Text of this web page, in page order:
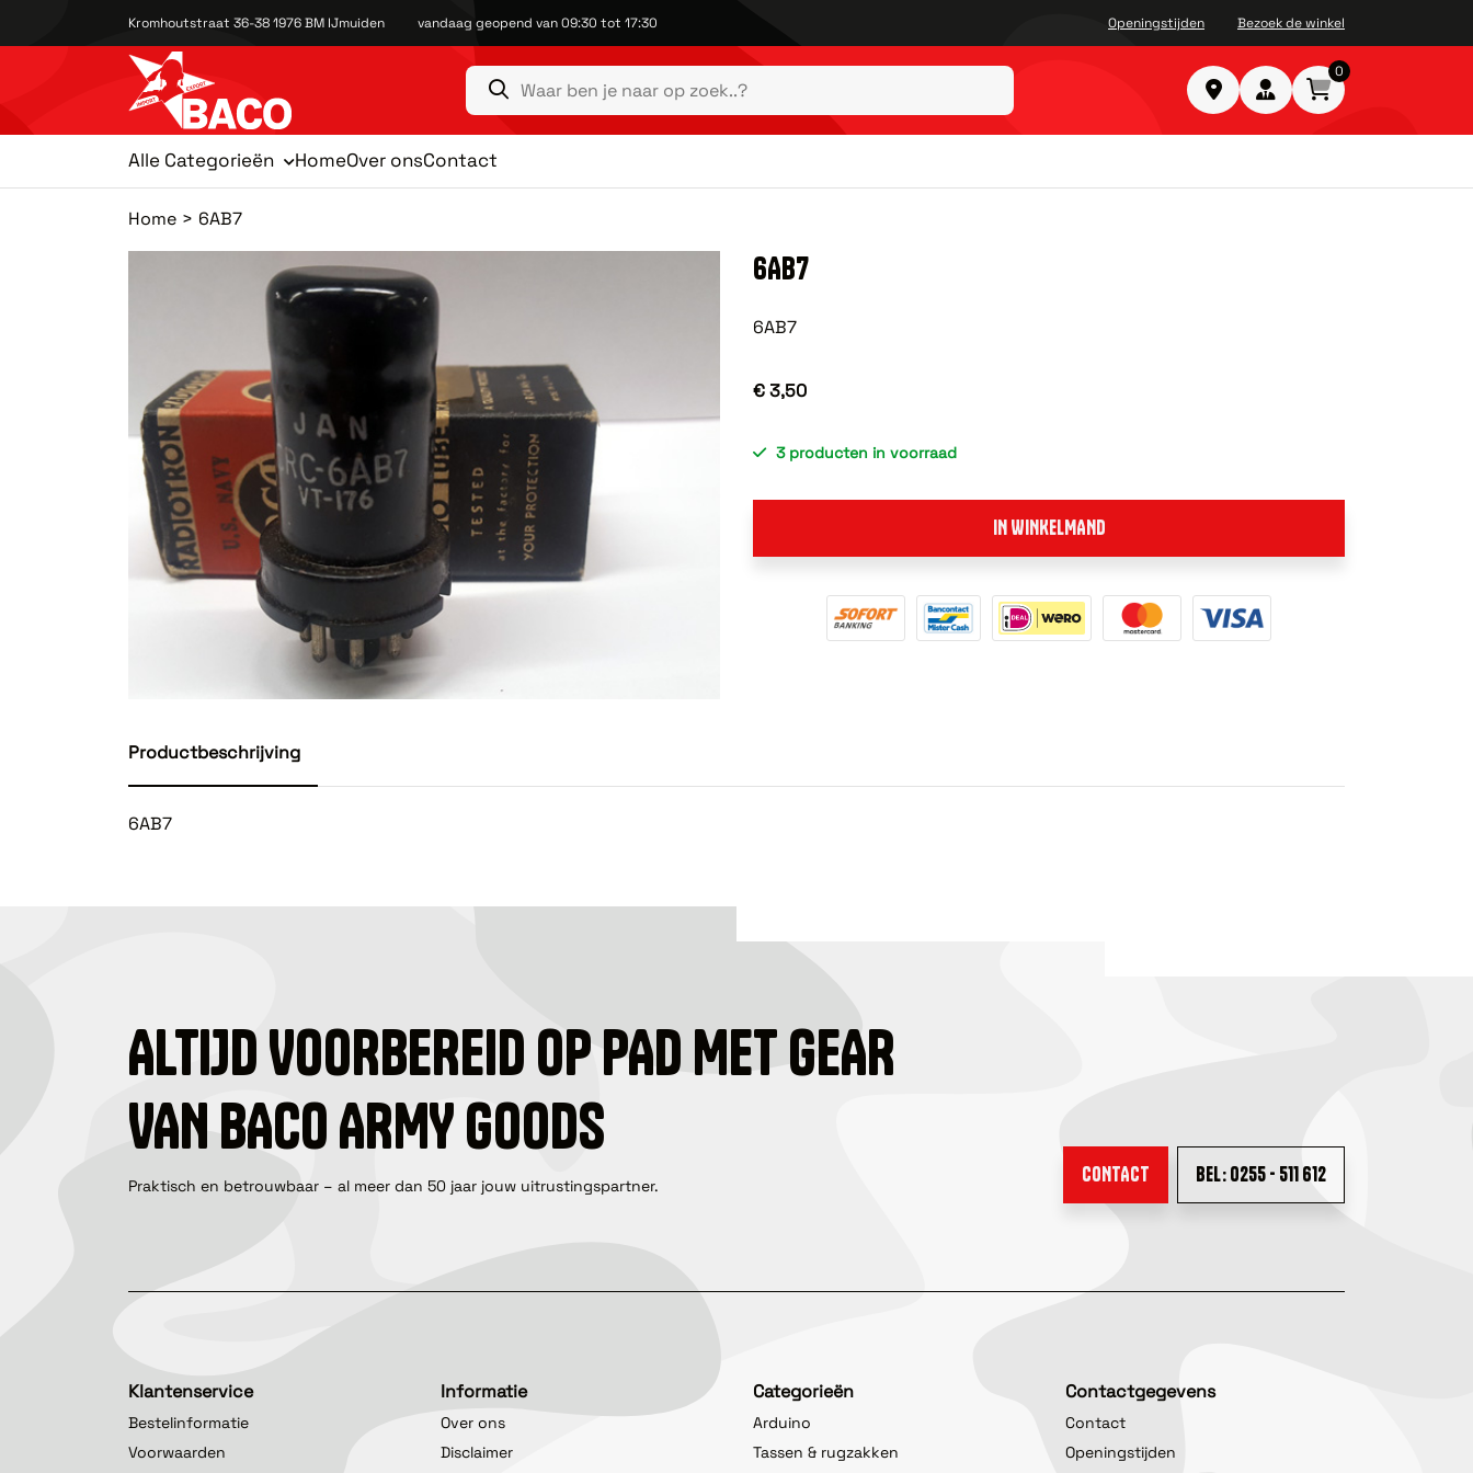
Kromhoutstraat 36-38 1976 BM IJmuiden vandaag geopend van 09:30 tot 17:30 Openingstijden Bezoek de winkel
0
Alle Categorieën HomeOver onsContact
Home 6AB7
6AB7
6AB7
€ 3,50
3 producten in voorraad
IN WINKELMAND
Productbeschrijving
6AB7
ALTIJD VOORBEREID OP PAD MET GEAR
VAN BACO ARMY GOODS
Praktisch en betrouwbaar – al meer dan 50 jaar jouw uitrustingspartner. CONTACT BEL: 0255 - 511 612
Klantenservice
Bestelinformatie
Voorwaarden
Informatie
Over ons
Disclaimer
Categorieën
Arduino
Tassen & rugzakken
Contactgegevens
Contact
Openingstijden